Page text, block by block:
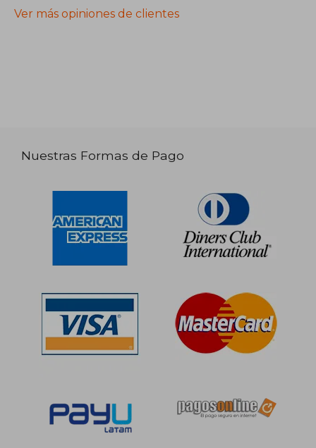
Ver más opiniones de clientes
Nuestras Formas de Pago